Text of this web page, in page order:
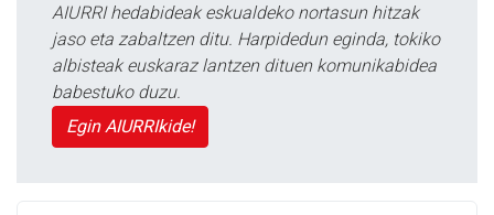
AIURRI hedabideak eskualdeko nortasun hitzak
jaso eta zabaltzen ditu. Harpidedun eginda, tokiko
albisteak euskaraz lantzen dituen komunikabidea
babestuko duzu.
Egin AIURRIkide!